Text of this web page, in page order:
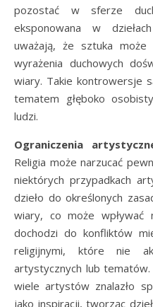
pozostać w sferze
eksponowana w
uważają, że sztuka może
wyrażenia duchowych
wiary. Takie kontrowersje
tematem głęboko
ludzi.
Ograniczenia
Religia może narzucać
niektórych przypadkach
dzieło do określonych
wiary, co może wpływać
dochodzi do konfliktów
religijnymi, które nie
artystycznych lub
wiele artystów znalazło
jako inspiracji, tworząc